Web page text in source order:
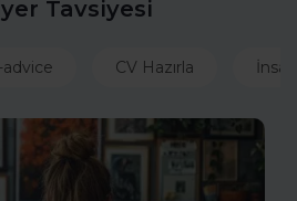
Tavsiyesi
advice CV Hazırla